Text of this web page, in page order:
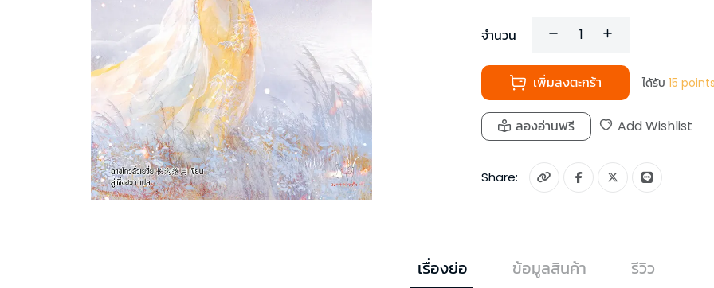
จำนวน
เพิ่มลงตะกร้า ได้รับ 15 points
ลองอ่านฟรี Add Wishlist
Share:
เรื่องย่อ ข้อมูลสินค้า รีวิว